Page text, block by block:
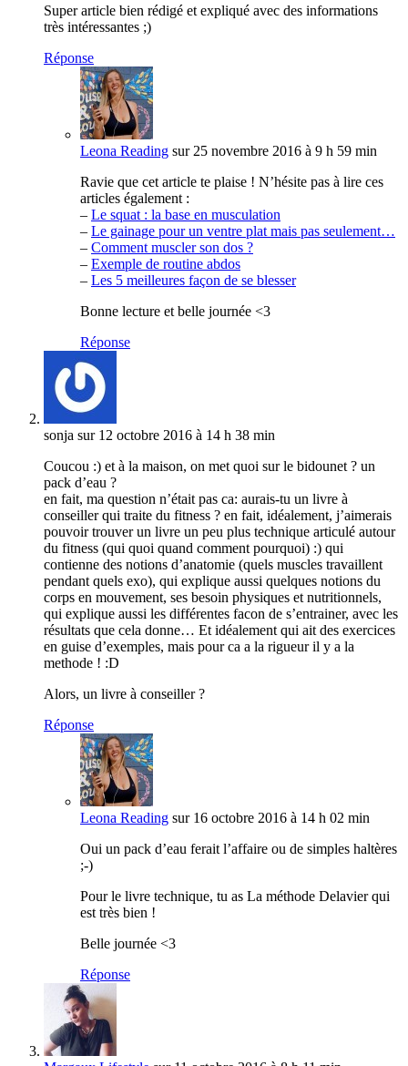
Super article bien rédigé et expliqué avec des informations
très intéressantes ;)
Réponse
Leona Reading sur 25 novembre 2016 à 9 h 59 min
Ravie que cet article te plaise ! N’hésite pas à lire ces
articles également :
– Le squat : la base en musculation
– Le gainage pour un ventre plat mais pas seulement…
– Comment muscler son dos ?
– Exemple de routine abdos
– Les 5 meilleures façon de se blesser
Bonne lecture et belle journée <3
Réponse
sonja sur 12 octobre 2016 à 14 h 38 min
Coucou :) et à la maison, on met quoi sur le bidounet ? un
pack d’eau ?
en fait, ma question n’était pas ca: aurais-tu un livre à
conseiller qui traite du fitness ? en fait, idéalement, j’aimerais
pouvoir trouver un livre un peu plus technique articulé autour
du fitness (qui quoi quand comment pourquoi) :) qui
contienne des notions d’anatomie (quels muscles travaillent
pendant quels exo), qui explique aussi quelques notions du
corps en mouvement, ses besoin physiques et nutritionnels,
qui explique aussi les différentes facon de s’entrainer, avec les
résultats que cela donne… Et idéalement qui ait des exercices
en guise d’exemples, mais pour ca a la rigueur il y a la
methode ! :D
Alors, un livre à conseiller ?
Réponse
Leona Reading sur 16 octobre 2016 à 14 h 02 min
Oui un pack d’eau ferait l’affaire ou de simples haltères
;-)
Pour le livre technique, tu as La méthode Delavier qui
est très bien !
Belle journée <3
Réponse